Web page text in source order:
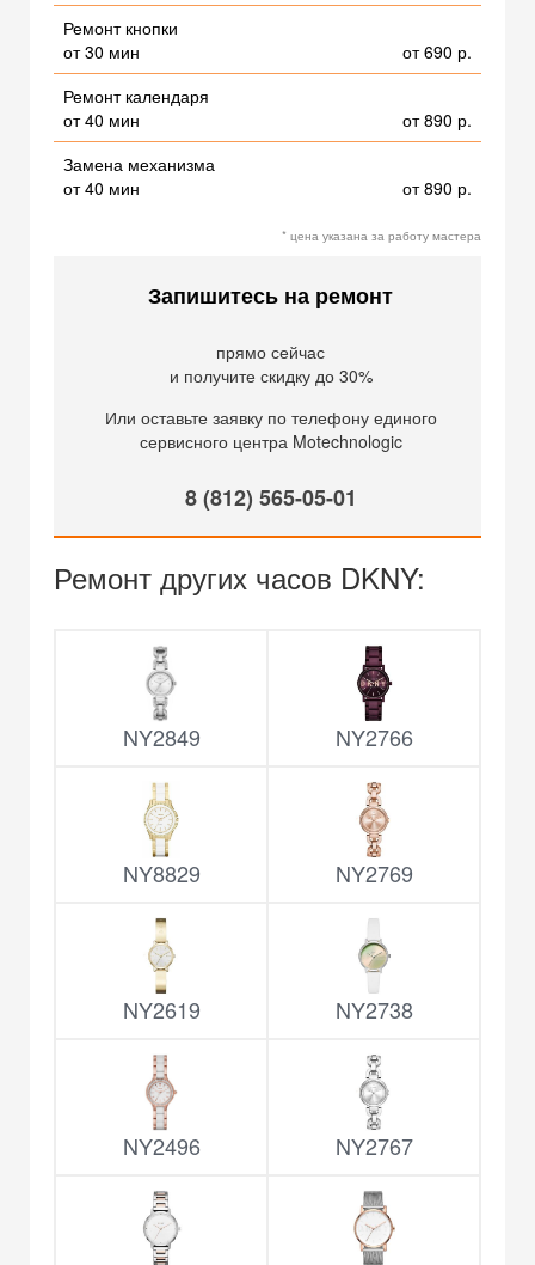
Ремонт кнопки
от 30 мин
от 690 р.
Ремонт календаря
от 40 мин
от 890 р.
Замена механизма
от 40 мин
от 890 р.
* цена указана за работу мастера
Запишитесь на ремонт
прямо сейчас
и получите скидку до 30%
Или оставьте заявку по телефону единого
сервисного центра Motechnologic
8 (812) 565-05-01
Ремонт других часов DKNY:
NY2849 NY2766
NY8829 NY2769
NY2619 NY2738
NY2496 NY2767